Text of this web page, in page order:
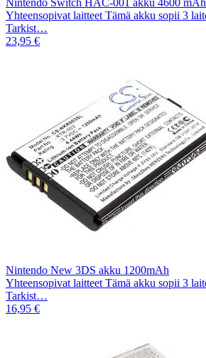
Yhteensopivat laitteet Tämä akku sopii 3
Tarkist…
23,95 €
Nintendo New 3DS akku 1200mAh
Yhteensopivat laitteet Tämä akku sopii 3
Tarkist…
16,95 €